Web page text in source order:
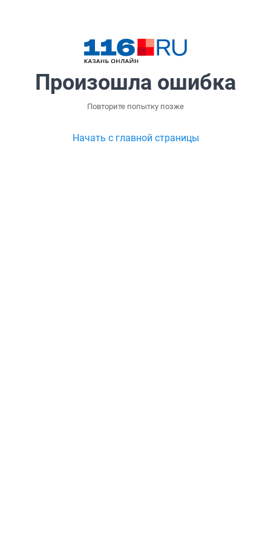
Произошла ошибка
Повторите попытку позже
Начать с главной страницы